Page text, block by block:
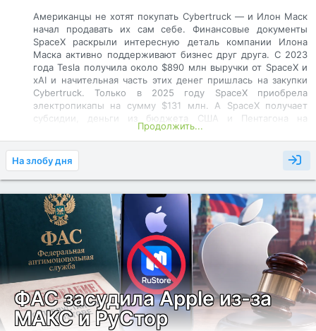
Американцы не хотят покупать Сybertruck — и Илон Маск
начал продавать их сам себе. Финансовые документы
SpaceX раскрыли интересную деталь компании Илона
Маска активно поддерживают бизнес друг друга. С 2023
года Tesla получила около $890 млн выручки от SpaceX и
xAI и начительная часть этих денег пришлась на закупки
Cybertruck. Только в 2025 году SpaceX приобрела
электропикапы на сумму $131 млн. А SpaceX получает
субсидии, деньги из бюджета США и Пентагона на
различные военные агрессии со стороны Дональда
Трампа при помощи космической системы Старлинк. А
ведь если вдуматься, то это эквивалентно примерно 1300–
1800 автомобилей в зависимости от комплектации, а
реальные оценки — около 1700–1800 машин. По данным
регистраций, только в четвёртом квартале 2025 года
SpaceX купила более 1200 Cybertruck — это свыше 18%
всех продаж модели за период. Дополнительно закупки
делали и другие компании Маска — xAI, Neuralink и The
Boring Company. Такая активность совпадает с...​
Продолжить...
На злобу дня
ФАС засудила Apple из-за
МАКС и РуСтор